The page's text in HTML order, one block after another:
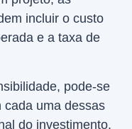
incluir o custo
e a taxa de
pode-se
cada uma dessas
do investimento.